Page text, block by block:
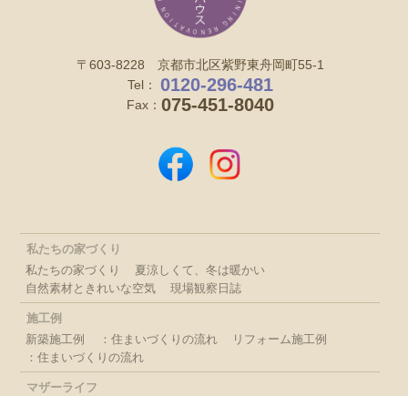
〒603-8228 京都市北区紫野東舟岡町55-1
Tel：
0120-296-481
Fax： 075-451-8040
私たちの家づくり
私たちの家づくり
夏涼しくて、冬は暖かい
自然素材ときれいな空気
現場観察日誌
施工例
新築施工例
：住まいづくりの流れ
リフォーム施工例
：住まいづくりの流れ
マザーライフ